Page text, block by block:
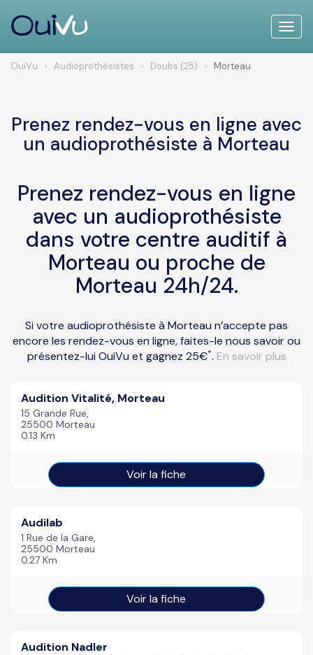
Toggle
OuiVu Audioprothésistes Doubs (25) Morteau
Prenez rendez-vous en ligne avec
un audioprothésiste à Morteau
Prenez rendez-vous en ligne
avec un audioprothésiste
dans votre centre auditif à
Morteau ou proche de
Morteau 24h/24.
Si votre audioprothésiste à Morteau n’accepte pas
encore les rendez-vous en ligne, faites-le nous savoir ou
présentez-lui OuiVu et gagnez 25€*. En savoir plus
Audition Vitalité, Morteau
15 Grande Rue,
25500 Morteau
0.13 Km
Voir la fiche
Audilab
1 Rue de la Gare,
25500 Morteau
0.27 Km
Voir la fiche
Audition Nadler